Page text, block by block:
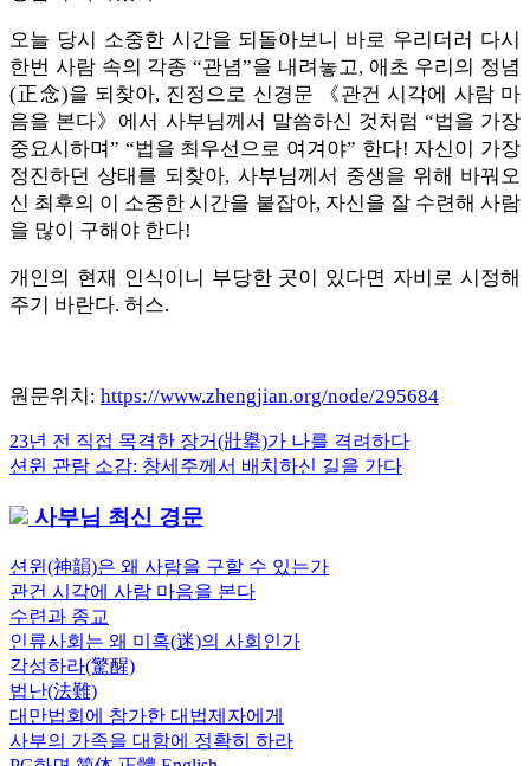
오늘 당시 소중한 시간을 되돌아보니 바로 우리더러 다시
한번 사람 속의 각종 “관념”을 내려놓고, 애초 우리의 정념
(正念)을 되찾아, 진정으로 신경문 《관건 시각에 사람 마
음을 본다》에서 사부님께서 말씀하신 것처럼 “법을 가장
중요시하며” “법을 최우선으로 여겨야” 한다! 자신이 가장
정진하던 상태를 되찾아, 사부님께서 중생을 위해 바꿔오
신 최후의 이 소중한 시간을 붙잡아, 자신을 잘 수련해 사람
을 많이 구해야 한다!
개인의 현재 인식이니 부당한 곳이 있다면 자비로 시정해
주기 바란다. 허스.
원문위치: https://www.zhengjian.org/node/295684
글
비
게
이
션
Previous
Post:
23년 전 직접 목격한 장거(壯擧)가 나를 격려하다
Next
션윈 관람 소감: 창세주께서 배치하신 길을 가다
사부님 최신 경문
션윈(神韻)은 왜 사람을 구할 수 있는가
관건 시각에 사람 마음을 본다
수련과 종교
인류사회는 왜 미혹(迷)의 사회인가
각성하라(驚醒)
법난(法難)
대만법회에 참가한 대법제자에게
사부의 가족을 대함에 정확히 하라